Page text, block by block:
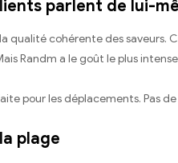
parlent de lui-
qualité cohérente des saveurs.
Randm a le goût le plus
pour les déplacements. Pas
plage